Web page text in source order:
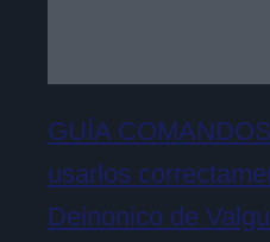
GUÍA
usarlos
Deinonico de